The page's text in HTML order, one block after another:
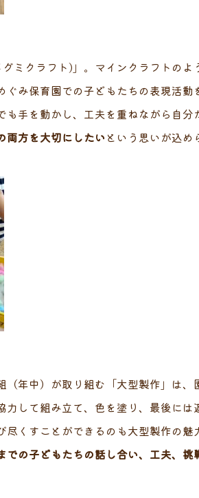
ミクラフト)」。マインクラフトのよ
み保育園での子どもたちの表現活
手を動かし、工夫を重ねながら自
両方を大切にしたい という思いが込め
（年中）が取り組む「大型製作」は
力して組み立て、色を塗り、最後に
くすことができるのも大型製作の
での子どもたちの話し合い、工夫、挑